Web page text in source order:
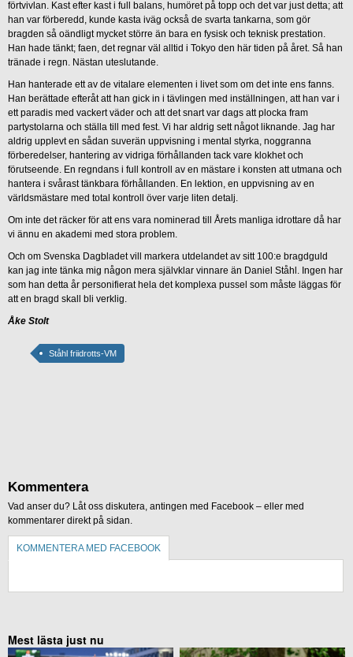
förtvivlan. Kast efter kast i full balans, humöret på topp och det var just detta; att
han var förberedd, kunde kasta iväg också de svarta tankarna, som gör
bragden så oändligt mycket större än bara en fysisk och teknisk prestation.
Han hade tänkt; faen, det regnar väl alltid i Tokyo den här tiden på året. Så han
tränade i regn. Nästan uteslutande.
Han hanterade ett av de vitalare elementen i livet som om det inte ens fanns.
Han berättade efteråt att han gick in i tävlingen med inställningen, att han var i
ett paradis med vackert väder och att det snart var dags att plocka fram
partystolarna och ställa till med fest. Vi har aldrig sett något liknande. Jag har
aldrig upplevt en sådan suverän uppvisning i mental styrka, noggranna
förberedelser, hantering av vidriga förhållanden tack vare klokhet och
förutseende. En regndans i full kontroll av en mästare i konsten att utmana och
hantera i svårast tänkbara förhållanden. En lektion, en uppvisning av en
världsmästare med total kontroll över varje liten detalj.
Om inte det räcker för att ens vara nominerad till Årets manliga idrottare då har
vi ännu en akademi med stora problem.
Och om Svenska Dagbladet vill markera utdelandet av sitt 100:e bragdguld
kan jag inte tänka mig någon mera självklar vinnare än Daniel Ståhl. Ingen har
som han detta år personifierat hela det komplexa pussel som måste läggas för
att en bragd skall bli verklig.
Åke Stolt
Ståhl friidrotts-VM
Kommentera
Vad anser du? Låt oss diskutera, antingen med Facebook – eller med
kommentarer direkt på sidan.
KOMMENTERA MED FACEBOOK
Mest lästa just nu